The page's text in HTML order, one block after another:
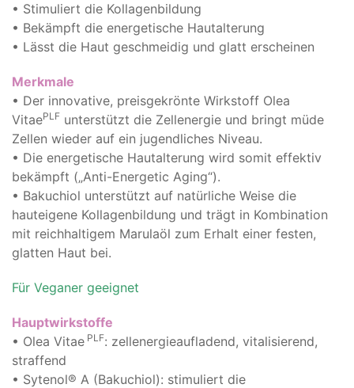
• Stimuliert die Kollagenbildung
• Bekämpft die energetische Hautalterung
• Lässt die Haut geschmeidig und glatt erscheinen
Merkmale
• Der innovative, preisgekrönte Wirkstoff Olea
VitaePLF unterstützt die Zellenergie und bringt müde
Zellen wieder auf ein jugendliches Niveau.
• Die energetische Hautalterung wird somit effektiv
bekämpft („Anti-Energetic Aging“).
• Bakuchiol unterstützt auf natürliche Weise die
hauteigene Kollagenbildung und trägt in Kombination
mit reichhaltigem Marulaöl zum Erhalt einer festen,
glatten Haut bei.
Für Veganer geeignet
Hauptwirkstoffe
• Olea Vitae PLF: zellenergieaufladend, vitalisierend,
straffend
• Sytenol® A (Bakuchiol): stimuliert die